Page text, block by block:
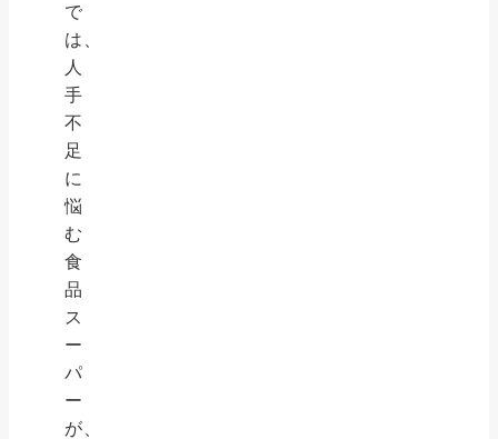
で
は、
人
手
不
足
に
悩
む
食
品
ス
ー
パ
ー
が、